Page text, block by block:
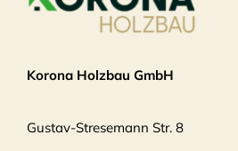
Korona Holzbau GmbH
Gustav-Stresemann Str. 8